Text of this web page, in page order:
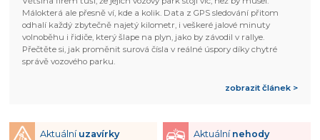
Málokterá ale přesně ví, kde a kolik. Data z GPS sledování přitom
odhalí každý zbytečně najetý kilometr, i veškeré jalové minuty
volnoběhu i řidiče, který šlape na plyn, jako by závodil v rallye.
Přečtěte si, jak proměnit surová čísla v reálné úspory díky chytré
správě vozového parku.
zobrazit článek >
Aktuální uzavírky Aktuální nehody